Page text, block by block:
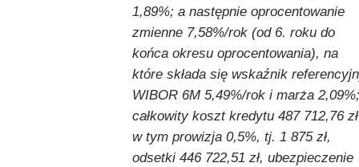
1,89%; a następnie oprocentowanie
zmienne 7,58%/rok (od 6. roku do
końca okresu oprocentowania), na
które składa się wskaźnik
WIBOR 6M 5,49%/rok i marża 2,09%;
całkowity koszt kredytu 487 712,76
w tym prowizja 0,5%, tj. 1 875 zł,
odsetki 446 722,51 zł, ubezpieczenie